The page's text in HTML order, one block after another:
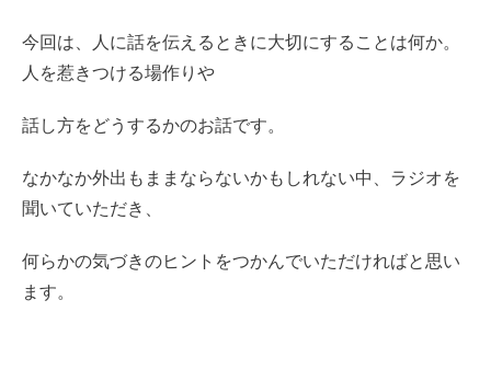
今回は、人に話を伝えるときに大切にすることは何か。
人を惹きつける場作りや
話し方をどうするかのお話です。
なかなか外出もままならないかもしれない中、ラジオを
聞いていただき、
何らかの気づきのヒントをつかんでいただければと思い
ます。